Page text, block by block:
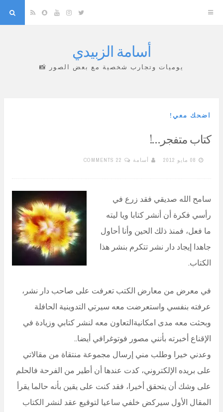
Twitter
Instagram
YouTube
Snapchat
RSS
أسامة الزبيدي
يوميات وتجارب شخصية مع بعض الصور 📸
اضحك معي!
كتاب متفجر…!
08 مايو 2012 أسامة 22 COMMENTS
سامح الله صديقي فقد زرع في
رأسي فكرة أن أنشر كتابا ويا ليته
ما فعل، فمنذ ذلك الحين وأنا أحاول
جاهدا إيجاد دار نشر تتكرم بنشر هذا
الكتاب.
في معرض من معارض الكتب تعرفت على صاحب دار نشر،
عرفته بنفسي واستعرضت معه سيرتي التدوينية الحافلة
وبحثت معه مدى امكانيةالتعاون معه لنشر كتابي وزيادة في
الإقناع أخبرته بأنني مصور فوتوغرافي أيضا..
وعدني خيرا وطلب مني إرسال مجموعة منتقاة من مقالاتي
على بريده الإلكتروني، كدت عندها أن أطير من الفرحة فالحلم
على وشك أن يتحقق أخيرا، فقد كنت على يقين بأنه حالما يقرأ
المقال الأول سيركض خلفي ساعيا لتوقيع عقد لنشر الكتاب